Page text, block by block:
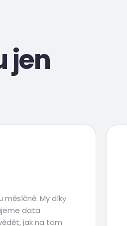
jen
My díky
data
jak na tom